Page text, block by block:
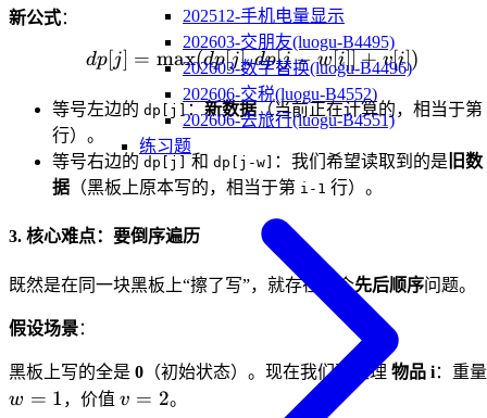
202512-手机电量显示
202603-交朋友(luogu-B4495)
202603-数字替换(luogu-B4496)
202606-交税(luogu-B4552)
202606-去旅行(luogu-B4551)
练习题
新公式：
dp[j] = \max(dp[j], dp[j -
dp[j] = max(dp[j],dp[j − w [i]] + v[i])
等号左边的 dp[j] ： 新数据 （当前正在计算的，相当于第
行）。
等号右边的 dp[j] 和 dp[j-w] ：我们希望读取到的是 旧数
据 （黑板上原本写的，相当于第 i-1 行）。
3. 核心难点：要倒序遍历
既然是在同一块黑板上“擦了写”，就存在一个先后顺序问题。
假设场景：
黑板上写的全是 0 （初始状态）。现在我们要处理 物品 i：重量
w = 1，价值v=2
v = 2。